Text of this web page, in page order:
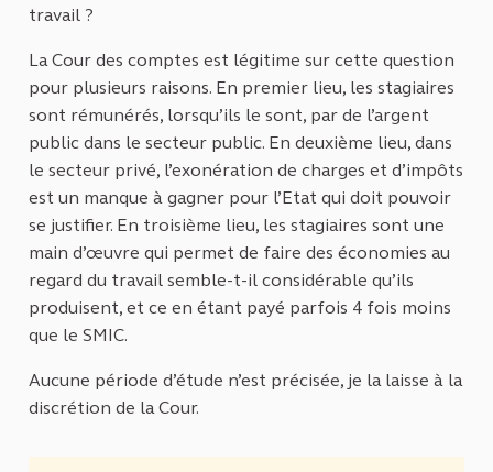
travail ?
La Cour des comptes est légitime sur cette question
pour plusieurs raisons. En premier lieu, les stagiaires
sont rémunérés, lorsqu’ils le sont, par de l’argent
public dans le secteur public. En deuxième lieu, dans
le secteur privé, l’exonération de charges et d’impôts
est un manque à gagner pour l’Etat qui doit pouvoir
se justifier. En troisième lieu, les stagiaires sont une
main d’œuvre qui permet de faire des économies au
regard du travail semble-t-il considérable qu’ils
produisent, et ce en étant payé parfois 4 fois moins
que le SMIC.
Aucune période d’étude n’est précisée, je la laisse à la
discrétion de la Cour.